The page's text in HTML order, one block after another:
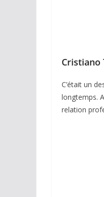
Cristiano
C’était un
longtemps.
relation